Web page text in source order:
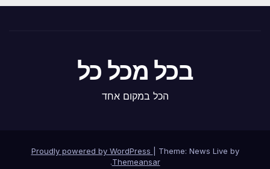
בכל מכל כל
הכל במקום אחד
Proudly powered by WordPress
Theme: News Live by
Themeansar
.